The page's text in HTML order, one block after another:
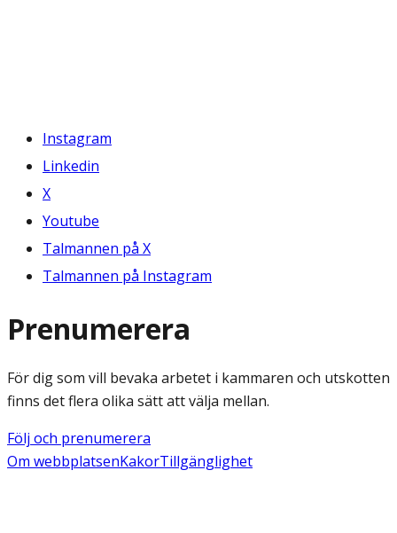
Instagram
Linkedin
X
Youtube
Talmannen på X
Talmannen på Instagram
Prenumerera
För dig som vill bevaka arbetet i kammaren och utskotten
finns det flera olika sätt att välja mellan.
Följ och prenumerera
Om webbplatsenKakorTillgänglighet